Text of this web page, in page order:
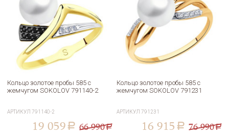
Кольцо золотое пробы 585 с
жемчугом SOKOLOV 791140-2
АРТИКУЛ791140-2
19 059 a 66 990a
Кольцо золотое пробы 585 с
жемчугом SOKOLOV 791231
АРТИКУЛ791231
16 915 a 76 990a